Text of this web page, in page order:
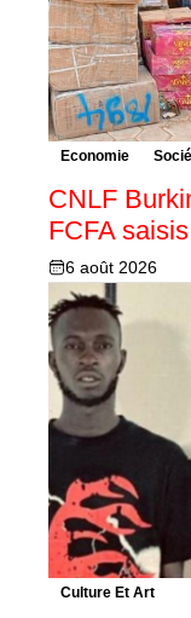
Economie
CNLF
FCFA
6 août 2026
Culture Et Art